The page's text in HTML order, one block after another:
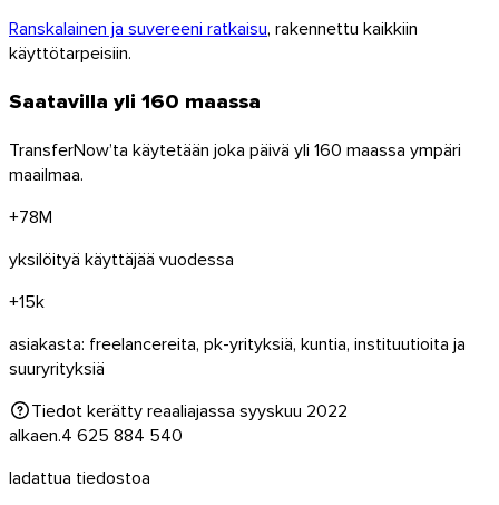
Ranskalainen ja suvereeni ratkaisu, rakennettu kaikkiin
käyttötarpeisiin.
Saatavilla yli 160 maassa
TransferNow’ta käytetään joka päivä yli 160 maassa ympäri
maailmaa.
+78M
yksilöityä käyttäjää vuodessa
+15k
asiakasta: freelancereita, pk-yrityksiä, kuntia, instituutioita ja
suuryrityksiä
Tiedot kerätty reaaliajassa syyskuu 2022
alkaen.4 625 884 540
ladattua tiedostoa